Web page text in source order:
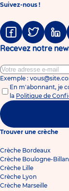
Suivez-nous !
FacebookTwitter Linkedin
Recevez notre
Exemple :
En m'abonnant, je
la Politique de
Trouver une crèche
Crèche Bordeaux
Crèche Boulogne-
Crèche Lille
Crèche Lyon
Crèche Marseille